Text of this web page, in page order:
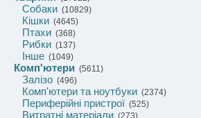
Собаки (10829)
Кішки (4645)
Птахи (368)
Рибки (137)
Інше (1049)
Комп'ютери (5611)
Залізо (496)
Комп'ютери та ноутбуки (2374)
Периферійні пристрої (525)
Витратні матеріали (273)